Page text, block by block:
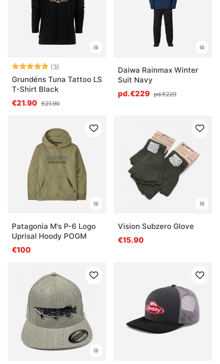
Qu’est-ce qu’un vêtement de pêche technique ?
Qu’est-ce qu’une bonne chaussure de pêche ?
Qu’est-ce que des lunettes de pêche apportent
vraiment ?
techniques change ?
Note: (3)
Grundéns Tuna Tattoo LS
T-Shirt Black
€21.90 €21.90
Daiwa Rainmax Winter
Suit Navy
pd.€229 pd.€229
Patagonia M's P-6 Logo
Uprisal Hoody POGM
€100
Vision Subzero Glove
€15.90